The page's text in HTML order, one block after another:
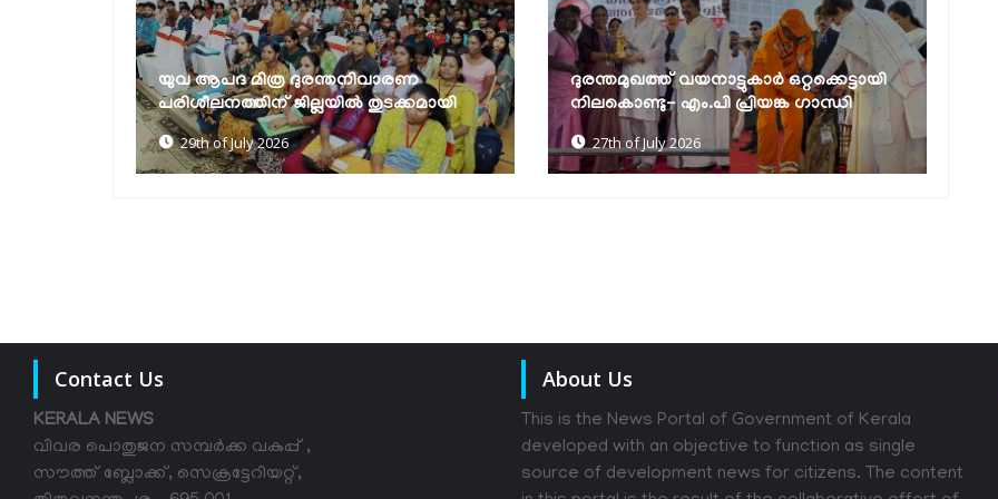
ദുരന്തമുഖത്ത് വയനാട്ടുകാര്‍ ഒറ്റക്കെട്ടായി
നിലകൊണ്ടു- എം.പി പ്രിയങ്ക ഗാന്ധി
27th of July 2026
കനിപ്പന്തൽ പദ്ധതിക്ക്
സംസ്ഥാനതലത്തിൽ തുടക്കമായി
18th of July 2026
Contact Us
KERALA NEWS
വിവര പൊതുജന സമ്പര്‍ക്ക വകുപ്പ് ,
സൗത്ത് ബ്ലോക്ക്, സെക്രട്ടേറിയറ്റ്,
About Us
This is the News Portal of Government of Kerala
developed with an objective to function as single
source of development news for citizens. The content